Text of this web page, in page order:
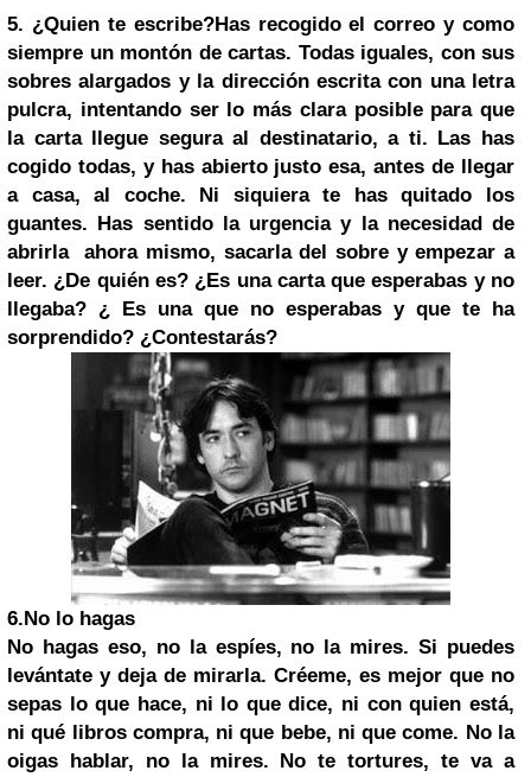
5. ¿Quien te escribe?Has recogidoel correo y como
siempre un montón de cartas. Todas iguales, con sus
sobres alargados y la dirección escrita con una letra
pulcra, intentando ser lo más clara posible para que
la carta llegue segura al destinatario, a ti. Las has
cogido todas, y has abierto justo esa, antes de llegar
a casa, al coche. Ni siquiera te has quitado los
guantes. Has sentido la urgencia y la necesidad de
abrirla ahora mismo, sacarla del sobre y empezar a
leer. ¿De quién es? ¿Es una carta que esperabas y no
llegaba? ¿ Es una que no esperabas y que te ha
sorprendido? ¿Contestarás?
6.No lo hagas
No hagas eso, no la espíes, no la mires. Si puedes
levántate y deja de mirarla. Créeme, es mejor que no
sepas lo que hace, ni lo que dice, ni con quien está,
ni qué libros compra, ni que bebe, ni que come. No la
oigas hablar, no la mires. No te tortures, te va a